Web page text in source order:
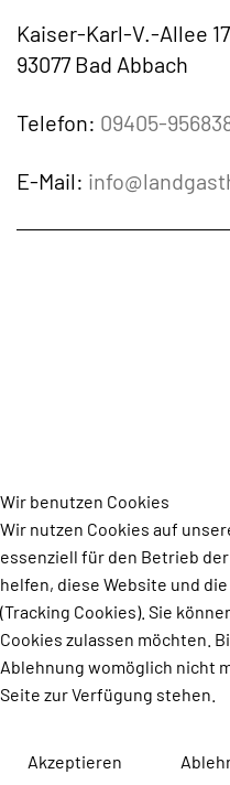
Kaiser-Karl-V.-Allee 17
93077 Bad Abbach
Telefon: 09405-
E-Mail:
Wir benutzen Cookies
Wir nutzen Cookies auf
essenziell für den Betrieb
helfen, diese Website und
(Tracking Cookies). Sie
Cookies zulassen möchten.
Ablehnung womöglich nicht
Seite zur Verfügung stehen.
Akzeptieren